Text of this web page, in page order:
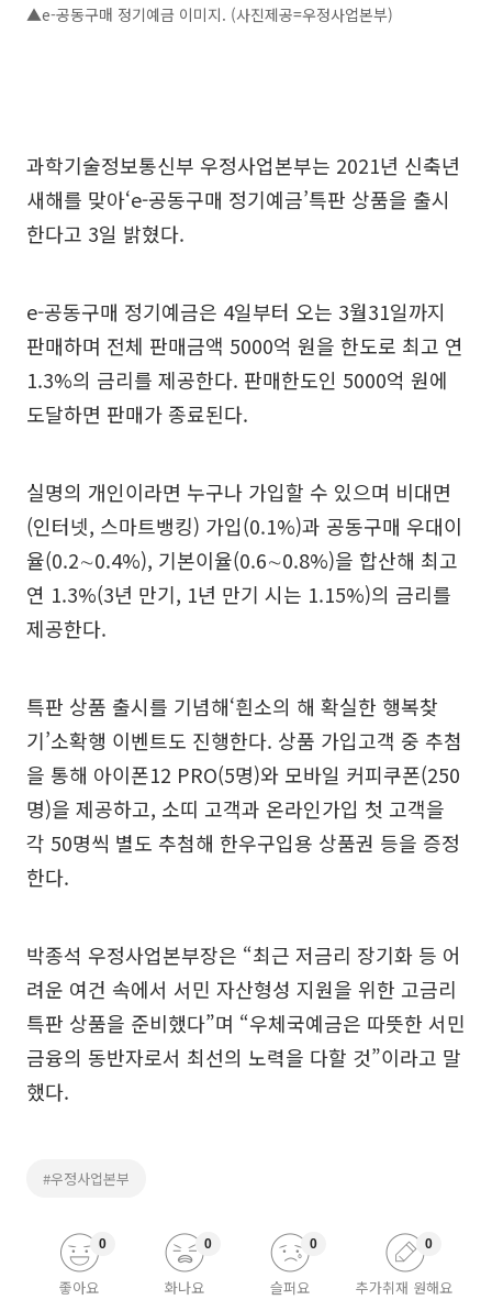
▲e-공동구매 정기예금 이미지. (사진제공=우정사업본부)
과학기술정보통신부 우정사업본부는 2021년 신축년
새해를 맞아‘e-공동구매 정기예금’특판 상품을 출시
한다고 3일 밝혔다.
e-공동구매 정기예금은 4일부터 오는 3월31일까지
판매하며 전체 판매금액 5000억 원을 한도로 최고 연
1.3%의 금리를 제공한다. 판매한도인 5000억 원에
도달하면 판매가 종료된다.
실명의 개인이라면 누구나 가입할 수 있으며 비대면
(인터넷, 스마트뱅킹) 가입(0.1%)과 공동구매 우대이
율(0.2∼0.4%), 기본이율(0.6∼0.8%)을 합산해 최고
연 1.3%(3년 만기, 1년 만기 시는 1.15%)의 금리를
제공한다.
특판 상품 출시를 기념해‘흰소의 해 확실한 행복찾
기’소확행 이벤트도 진행한다. 상품 가입고객 중 추첨
을 통해 아이폰12 PRO(5명)와 모바일 커피쿠폰(250
명)을 제공하고, 소띠 고객과 온라인가입 첫 고객을
각 50명씩 별도 추첨해 한우구입용 상품권 등을 증정
한다.
박종석 우정사업본부장은 “최근 저금리 장기화 등 어
려운 여건 속에서 서민 자산형성 지원을 위한 고금리
특판 상품을 준비했다”며 “우체국예금은 따뜻한 서민
금융의 동반자로서 최선의 노력을 다할 것”이라고 말
했다.
#우정사업본부
좋아요
0
화나요
0
슬퍼요
0
추가취재 원해요
0